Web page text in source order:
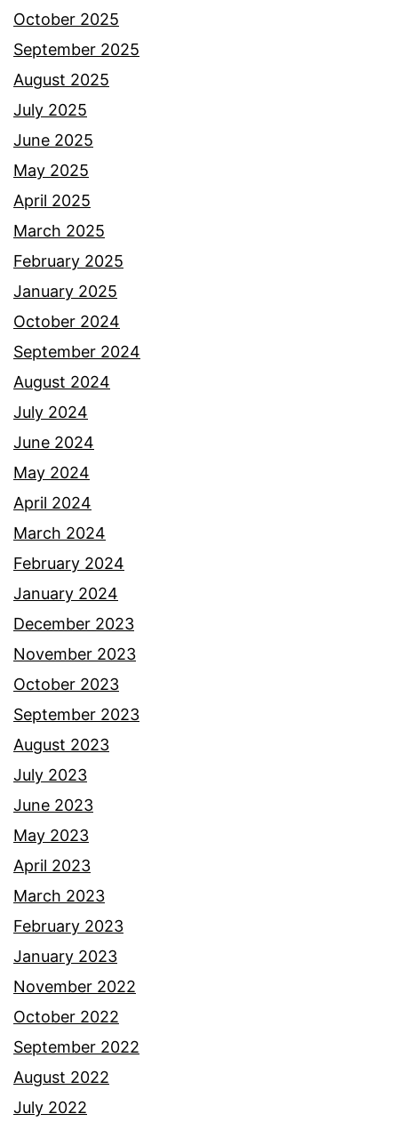
October 2025
September 2025
August 2025
July 2025
June 2025
May 2025
April 2025
March 2025
February 2025
January 2025
October 2024
September 2024
August 2024
July 2024
June 2024
May 2024
April 2024
March 2024
February 2024
January 2024
December 2023
November 2023
October 2023
September 2023
August 2023
July 2023
June 2023
May 2023
April 2023
March 2023
February 2023
January 2023
November 2022
October 2022
September 2022
August 2022
July 2022